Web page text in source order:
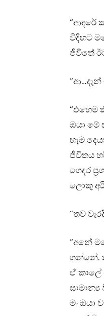
“ආදරේ
විදිහට
ජීවිතේ
“ආ…දැන්
“එහෙම
ඔයා මේ
හැම
ජීවිතය
ගෙදර
ලොකු
“තව
“අනේ
ගන්නේ.
ඒ කාලේ
මං ඔයා